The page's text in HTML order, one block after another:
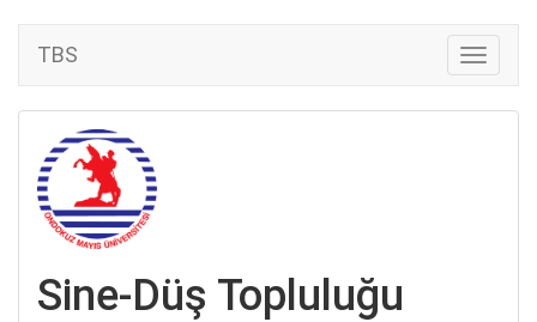
TBS
Sine-Düş Topluluğu